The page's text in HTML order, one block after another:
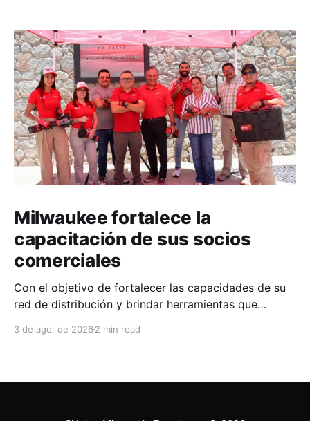
Milwaukee fortalece la
capacitación de sus socios
comerciales
Con el objetivo de fortalecer las capacidades de su
red de distribución y brindar herramientas que
técnico, Milwaukee llevó a cabo una capacitación
3 de ago. de 2026 2 min read